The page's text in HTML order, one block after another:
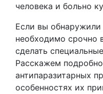
человека и больно
Если вы
необходимо срочно
сделать
Расскажем
антипаразитарных
особенностях их